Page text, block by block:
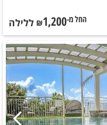
החל מ-₪1,200 ללילה